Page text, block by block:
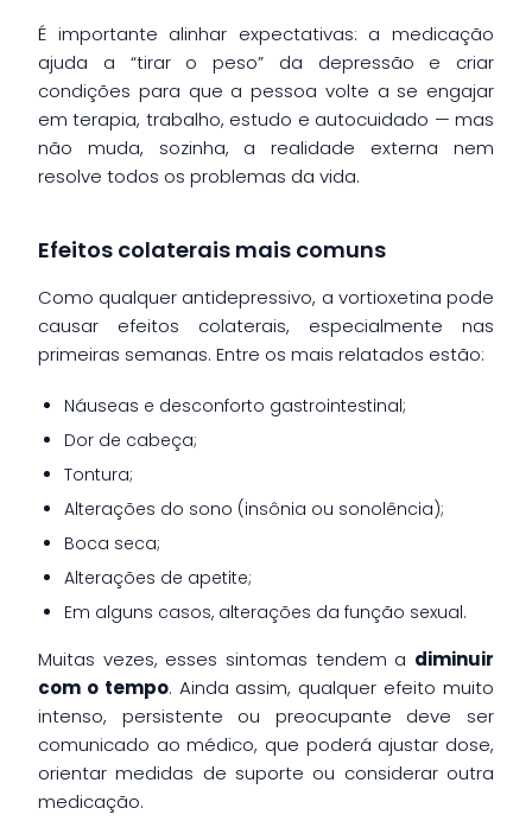
É importante alinhar expectativas: a medicação
ajuda a “tirar o peso” da depressão e criar
condições para que a pessoa volte a se engajar
em terapia, trabalho, estudo e autocuidado — mas
não muda, sozinha, a realidade externa nem
resolve todos os problemas da vida.
Efeitos colaterais mais comuns
Como qualquer antidepressivo, a vortioxetina pode
causar efeitos colaterais, especialmente nas
primeiras semanas. Entre os mais relatados estão:
Náuseas e desconforto gastrointestinal;
Dor de cabeça;
Tontura;
Alterações do sono (insônia ou sonolência);
Boca seca;
Alterações de apetite;
Em alguns casos, alterações da função sexual.
Muitas vezes, esses sintomas tendem a diminuir
com o tempo. Ainda assim, qualquer efeito muito
intenso, persistente ou preocupante deve ser
comunicado ao médico, que poderá ajustar dose,
orientar medidas de suporte ou considerar outra
medicação.